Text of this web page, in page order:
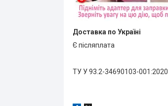
Доставка по Україні
Є післяплата
ТУ У 93.2-34690103-001:2020